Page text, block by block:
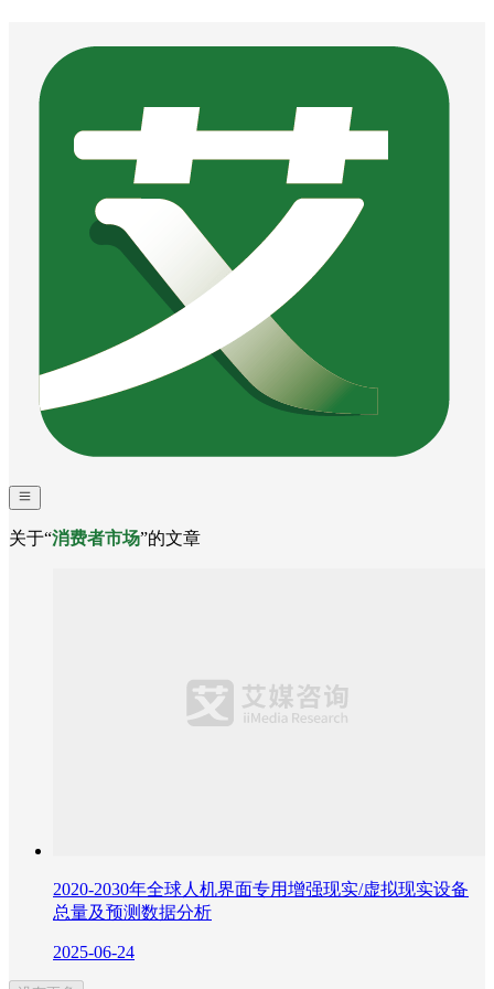
关于“消费者市场”的文章
2020-2030年全球人机界面专用增强现实/虚拟现实设备
总量及预测数据分析
2025-06-24